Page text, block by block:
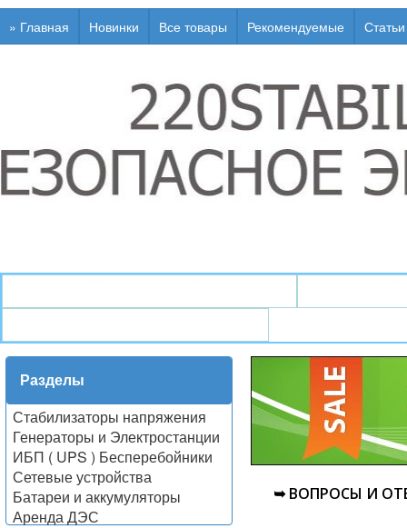
» Главная Новинки Все товары Рекомендуемые Статьи
Разделы
Стабилизаторы напряжения
Генераторы и Электростанции
ИБП ( UPS ) Бесперебойники
Сетевые устройства
Батареи и аккумуляторы
Аренда ДЭС
➥ ВОПРОСЫ И